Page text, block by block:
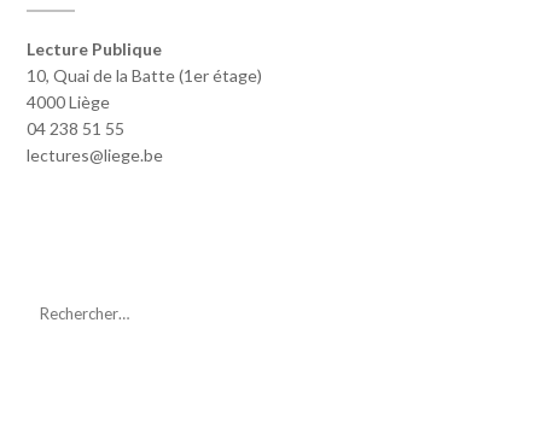
Lecture Publique
10, Quai de la Batte (1er étage)
4000 Liège
04 238 51 55
lectures@liege.be